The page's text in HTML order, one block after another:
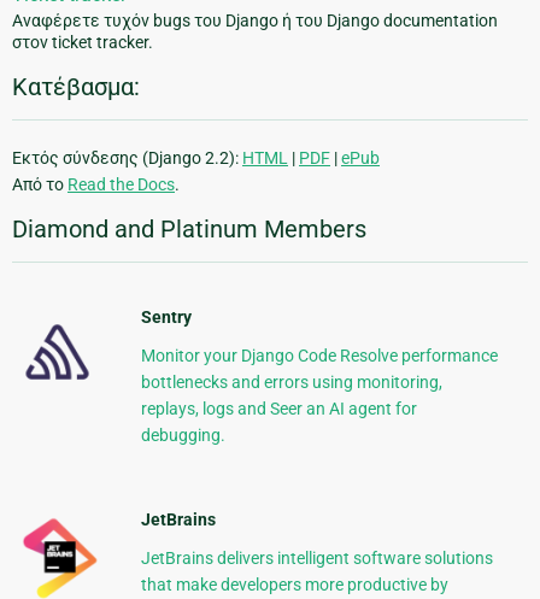
Αναφέρετε τυχόν bugs του Django ή του Django documentation
στον ticket tracker.
Κατέβασμα:
Εκτός σύνδεσης (Django 2.2): HTML | PDF |ePub
Από το Read the Docs.
Diamond and Platinum Members
Sentry
Monitor your Django Code Resolve performance
bottlenecks and errors using monitoring,
replays, logs and Seer an AI agent for
debugging.
JetBrains
JetBrains delivers intelligent software solutions
that make developers more productive by